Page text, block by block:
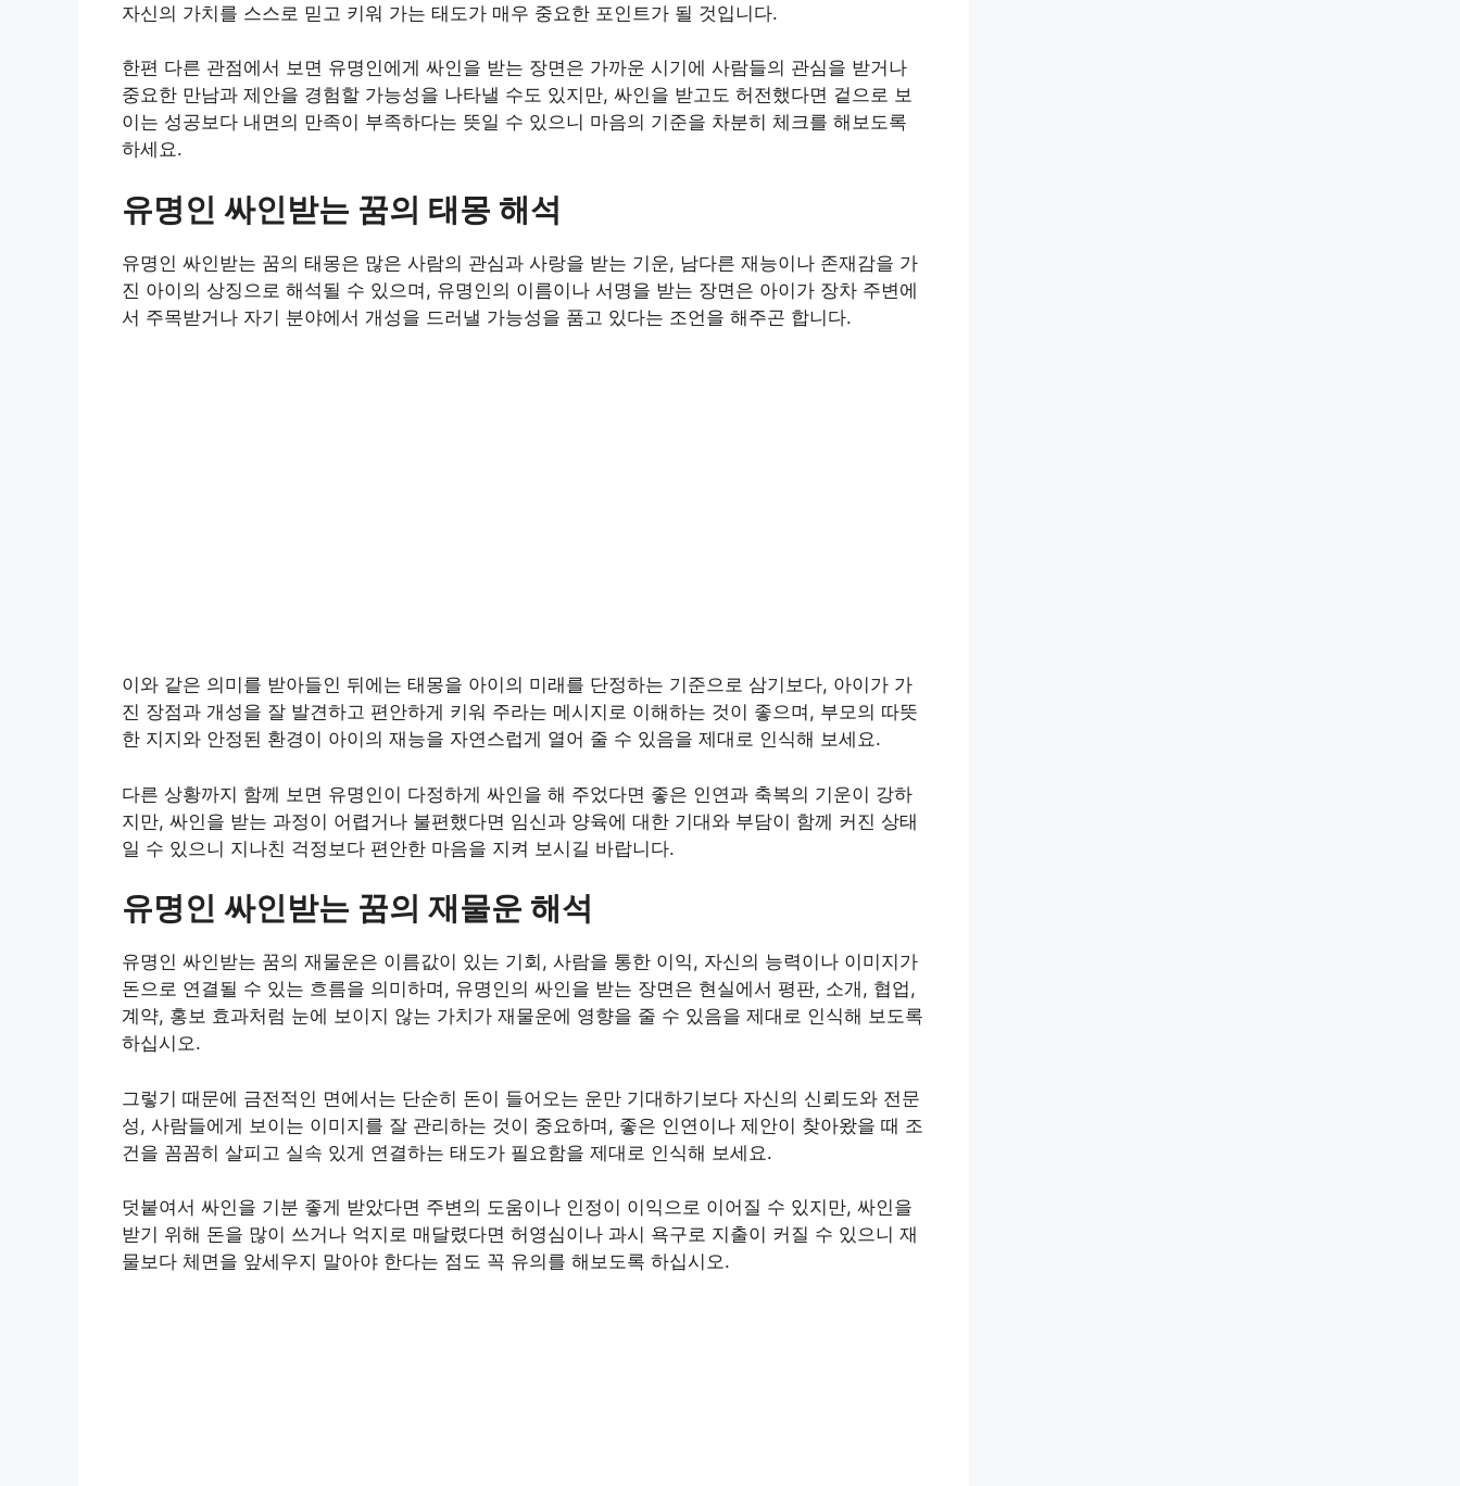
자신의 가치를 스스로 믿고 키워 가는 태도가 매우 중요한 포인트가 될 것입니다.
한편 다른 관점에서 보면 유명인에게 싸인을 받는 장면은 가까운 시기에 사람들의 관심을 받거나
중요한 만남과 제안을 경험할 가능성을 나타낼 수도 있지만, 싸인을 받고도 허전했다면 겉으로 보
이는 성공보다 내면의 만족이 부족하다는 뜻일 수 있으니 마음의 기준을 차분히 체크를 해보도록
하세요.
유명인 싸인받는 꿈의 태몽 해석
유명인 싸인받는 꿈의 태몽은 많은 사람의 관심과 사랑을 받는 기운, 남다른 재능이나 존재감을 가
진 아이의 상징으로 해석될 수 있으며, 유명인의 이름이나 서명을 받는 장면은 아이가 장차 주변에
서 주목받거나 자기 분야에서 개성을 드러낼 가능성을 품고 있다는 조언을 해주곤 합니다.
이와 같은 의미를 받아들인 뒤에는 태몽을 아이의 미래를 단정하는 기준으로 삼기보다, 아이가 가
진 장점과 개성을 잘 발견하고 편안하게 키워 주라는 메시지로 이해하는 것이 좋으며, 부모의 따뜻
한 지지와 안정된 환경이 아이의 재능을 자연스럽게 열어 줄 수 있음을 제대로 인식해 보세요.
다른 상황까지 함께 보면 유명인이 다정하게 싸인을 해 주었다면 좋은 인연과 축복의 기운이 강하
지만, 싸인을 받는 과정이 어렵거나 불편했다면 임신과 양육에 대한 기대와 부담이 함께 커진 상태
일 수 있으니 지나친 걱정보다 편안한 마음을 지켜 보시길 바랍니다.
유명인 싸인받는 꿈의 재물운 해석
유명인 싸인받는 꿈의 재물운은 이름값이 있는 기회, 사람을 통한 이익, 자신의 능력이나 이미지가
돈으로 연결될 수 있는 흐름을 의미하며, 유명인의 싸인을 받는 장면은 현실에서 평판, 소개, 협업,
계약, 홍보 효과처럼 눈에 보이지 않는 가치가 재물운에 영향을 줄 수 있음을 제대로 인식해 보도록
하십시오.
그렇기 때문에 금전적인 면에서는 단순히 돈이 들어오는 운만 기대하기보다 자신의 신뢰도와 전문
성, 사람들에게 보이는 이미지를 잘 관리하는 것이 중요하며, 좋은 인연이나 제안이 찾아왔을 때 조
건을 꼼꼼히 살피고 실속 있게 연결하는 태도가 필요함을 제대로 인식해 보세요.
덧붙여서 싸인을 기분 좋게 받았다면 주변의 도움이나 인정이 이익으로 이어질 수 있지만, 싸인을
받기 위해 돈을 많이 쓰거나 억지로 매달렸다면 허영심이나 과시 욕구로 지출이 커질 수 있으니 재
물보다 체면을 앞세우지 말아야 한다는 점도 꼭 유의를 해보도록 하십시오.